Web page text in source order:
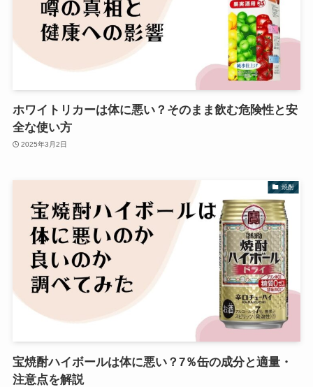
ホワイトリカーは体に悪い？そのまま飲む危険性と安
全な使い方
2025年3月2日
焼酎
宝焼酎ハイボールは体に悪い？7％缶の成分と適量・
注意点を解説